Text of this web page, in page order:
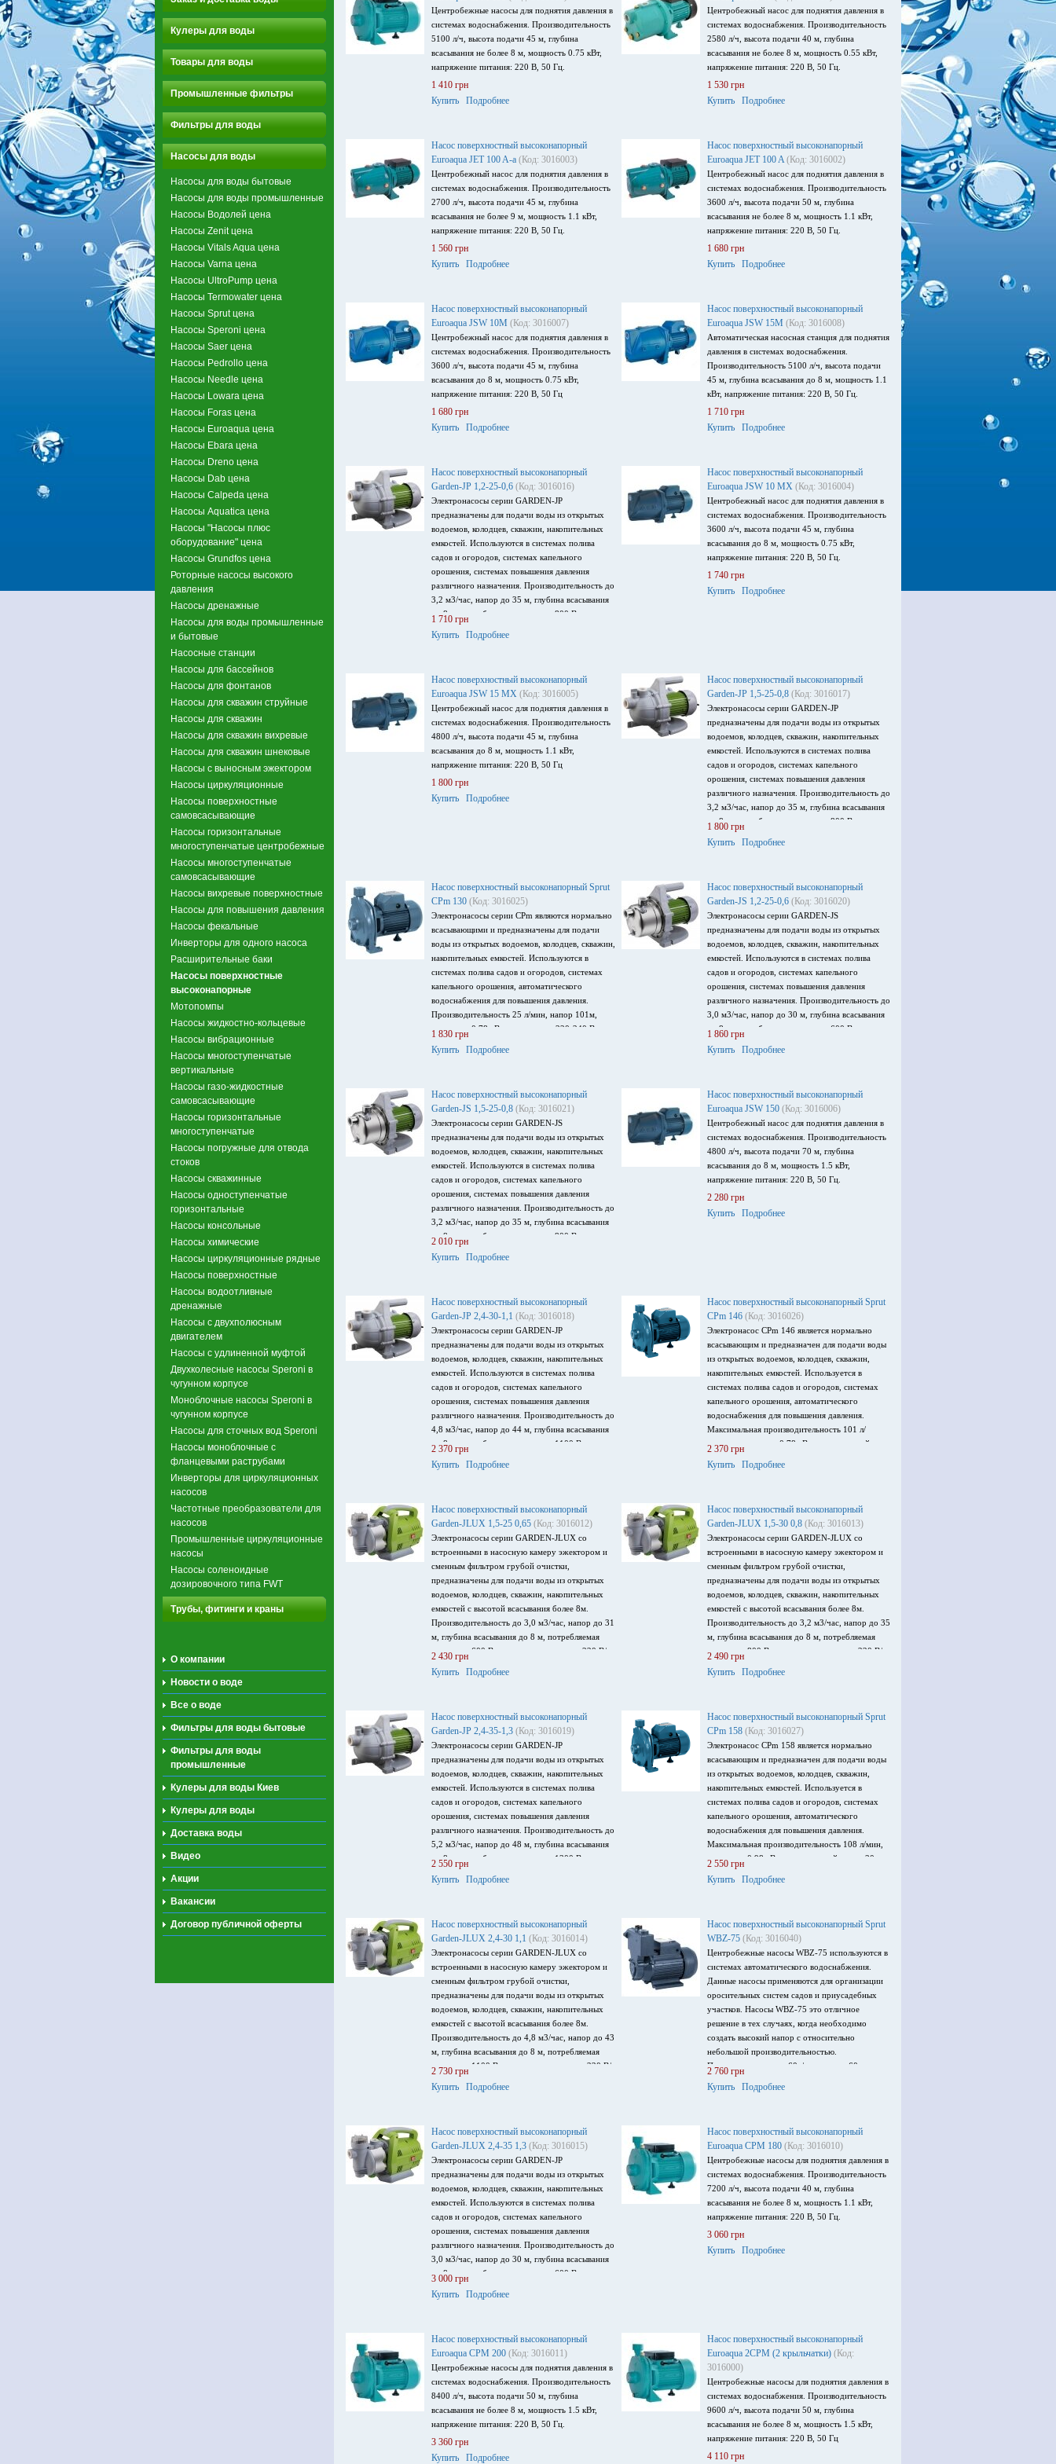
Кулеры для воды
Товары для воды
Промышленные фильтры
Фильтры для воды
Насосы для воды
Насосы для воды бытовые
Насосы для воды промышленные
Насосы Водолей цена
Насосы Zenit цена
Насосы Vitals Aqua цена
Насосы Varna цена
Насосы UltroPump цена
Насосы Termowater цена
Насосы Sprut цена
Насосы Speroni цена
Насосы Saer цена
Насосы Pedrollo цена
Насосы Needle цена
Насосы Lowara цена
Насосы Foras цена
Насосы Euroaqua цена
Насосы Ebara цена
Насосы Dreno цена
Насосы Dab цена
Насосы Calpeda цена
Насосы Aquatica цена
Насосы "Насосы плюс
оборудование" цена
Насосы Grundfos цена
Роторные насосы высокого
давления
Насосы дренажные
Насосы для воды промышленные
и бытовые
Насосные станции
Насосы для бассейнов
Насосы для фонтанов
Насосы для скважин струйные
Насосы для скважин
Насосы для скважин вихревые
Насосы для скважин шнековые
Насосы с выносным эжектором
Насосы циркуляционные
Насосы поверхностные
самовсасывающие
Насосы горизонтальные
многоступенчатые центробежные
Насосы многоступенчатые
самовсасывающие
Насосы вихревые поверхностные
Насосы для повышения давления
Насосы фекальные
Инверторы для одного насоса
Расширительные баки
Насосы поверхностные
высоконапорные
Мотопомпы
Насосы жидкостно-кольцевые
Насосы вибрационные
Насосы многоступенчатые
вертикальные
Насосы газо-жидкостные
самовсасывающие
Насосы горизонтальные
многоступенчатые
Насосы погружные для отвода
стоков
Насосы скважинные
Насосы одноступенчатые
горизонтальные
Насосы консольные
Насосы химические
Насосы циркуляционные рядные
Насосы поверхностные
Насосы водоотливные
дренажные
Насосы с двухполюсным
двигателем
Насосы с удлиненной муфтой
Двухколесные насосы Speroni в
чугунном корпусе
Моноблочные насосы Speroni в
чугунном корпусе
Насосы для сточных вод Speroni
Насосы моноблочные с
фланцевыми раструбами
Инверторы для циркуляционных
насосов
Частотные преобразователи для
насосов
Промышленные циркуляционные
насосы
Насосы соленоидные
дозировочного типа FWT
Трубы, фитинги и краны
О компании
Новости о воде
Все о воде
Фильтры для воды бытовые
Фильтры для воды
промышленные
Кулеры для воды Киев
Кулеры для воды
Доставка воды
Видео
Акции
Вакансии
Договор публичной оферты
Центробежные насосы для поднятия давления в
системах водоснабжения. Производительность
5100 л/ч, высота подачи 45 м, глубина
всасывания не более 8 м, мощность 0.75 кВт,
напряжение питания: 220 В, 50 Гц.
1 410 грн
Купить
Подробнее
Центробежный насос для поднятия давления в
системах водоснабжения. Производительность
2580 л/ч, высота подачи 40 м, глубина
всасывания не более 8 м, мощность 0.55 кВт,
напряжение питания: 220 В, 50 Гц.
1 530 грн
Купить
Подробнее
Насос поверхностный высоконапорный
Euroaqua JET 100 A-а (Код: 3016003)
Центробежный насос для поднятия давления в
системах водоснабжения. Производительность
2700 л/ч, высота подачи 45 м, глубина
всасывания не более 9 м, мощность 1.1 кВт,
напряжение питания: 220 В, 50 Гц.
1 560 грн
Купить
Подробнее
Насос поверхностный высоконапорный
Euroaqua JET 100 A (Код: 3016002)
Центробежный насос для поднятия давления в
системах водоснабжения. Производительность
3600 л/ч, высота подачи 50 м, глубина
всасывания не более 8 м, мощность 1.1 кВт,
напряжение питания: 220 В, 50 Гц.
1 680 грн
Купить
Подробнее
Насос поверхностный высоконапорный
Euroaqua JSW 10M (Код: 3016007)
Центробежный насос для поднятия давления в
системах водоснабжения. Производительность
3600 л/ч, высота подачи 45 м, глубина
всасывания до 8 м, мощность 0.75 кВт,
напряжение питания: 220 В, 50 Гц
1 680 грн
Купить
Подробнее
Насос поверхностный высоконапорный
Euroaqua JSW 15M (Код: 3016008)
Автоматическая насосная станция для поднятия
давления в системах водоснабжения.
Производительность 5100 л/ч, высота подачи
45 м, глубина всасывания до 8 м, мощность 1.1
кВт, напряжение питания: 220 В, 50 Гц.
1 710 грн
Купить
Подробнее
Насос поверхностный высоконапорный
Garden-JP 1,2-25-0,6 (Код: 3016016)
Электронасосы серии GARDEN-JP
предназначены для подачи воды из открытых
водоемов, колодцев, скважин, накопительных
емкостей. Используются в системах полива
садов и огородов, системах капельного
орошения, системах повышения давления
различного назначения. Производительность до
3,2 м3/час, напор до 35 м, глубина всасывания
до 8 м, потребляемая мощность 800 Вт,
напряжение питания 220 В/ 50Гц
1 710 грн
Купить
Подробнее
Насос поверхностный высоконапорный
Euroaqua JSW 10 MX (Код: 3016004)
Центробежный насос для поднятия давления в
системах водоснабжения. Производительность
3600 л/ч, высота подачи 45 м, глубина
всасывания до 8 м, мощность 0.75 кВт,
напряжение питания: 220 В, 50 Гц.
1 740 грн
Купить
Подробнее
Насос поверхностный высоконапорный
Euroaqua JSW 15 MX (Код: 3016005)
Центробежный насос для поднятия давления в
системах водоснабжения. Производительность
4800 л/ч, высота подачи 45 м, глубина
всасывания до 8 м, мощность 1.1 кВт,
напряжение питания: 220 В, 50 Гц
1 800 грн
Купить
Подробнее
Насос поверхностный высоконапорный
Garden-JP 1,5-25-0,8 (Код: 3016017)
Электронасосы серии GARDEN-JP
предназначены для подачи воды из открытых
водоемов, колодцев, скважин, накопительных
емкостей. Используются в системах полива
садов и огородов, системах капельного
орошения, системах повышения давления
различного назначения. Производительность до
3,2 м3/час, напор до 35 м, глубина всасывания
до 8 м, потребляемая мощность 800 Вт,
напряжение питания 220 В/ 50Гц
1 800 грн
Купить
Подробнее
Насос поверхностный высоконапорный Sprut
CPm 130 (Код: 3016025)
Электронасосы серии CPm являются нормально
всасывающими и предназначены для подачи
воды из открытых водоемов, колодцев, скважин,
накопительных емкостей. Используются в
системах полива садов и огородов, системах
капельного орошения, автоматического
водоснабжения для повышения давления.
Производительность 25 л/мин, напор 101м,
мощность 0,78 кВт, напряжение 220-240 В.
1 830 грн
Купить
Подробнее
Насос поверхностный высоконапорный
Garden-JS 1,2-25-0,6 (Код: 3016020)
Электронасосы серии GARDEN-JS
предназначены для подачи воды из открытых
водоемов, колодцев, скважин, накопительных
емкостей. Используются в системах полива
садов и огородов, системах капельного
орошения, системах повышения давления
различного назначения. Производительность до
3,0 м3/час, напор до 30 м, глубина всасывания
до 8 м, потребляемая мощность 600 Вт,
напряжение питания 220 В/ 50Гц.
1 860 грн
Купить
Подробнее
Насос поверхностный высоконапорный
Garden-JS 1,5-25-0,8 (Код: 3016021)
Электронасосы серии GARDEN-JS
предназначены для подачи воды из открытых
водоемов, колодцев, скважин, накопительных
емкостей. Используются в системах полива
садов и огородов, системах капельного
орошения, системах повышения давления
различного назначения. Производительность до
3,2 м3/час, напор до 35 м, глубина всасывания
до 8 м, потребляемая мощность 800 Вт,
напряжение питания 220 В/ 50Гц.
2 010 грн
Купить
Подробнее
Насос поверхностный высоконапорный
Euroaqua JSW 150 (Код: 3016006)
Центробежный насос для поднятия давления в
системах водоснабжения. Производительность
4800 л/ч, высота подачи 70 м, глубина
всасывания до 8 м, мощность 1.5 кВт,
напряжение питания: 220 В, 50 Гц.
2 280 грн
Купить
Подробнее
Насос поверхностный высоконапорный
Garden-JP 2,4-30-1,1 (Код: 3016018)
Электронасосы серии GARDEN-JP
предназначены для подачи воды из открытых
водоемов, колодцев, скважин, накопительных
емкостей. Используются в системах полива
садов и огородов, системах капельного
орошения, системах повышения давления
различного назначения. Производительность до
4,8 м3/час, напор до 44 м, глубина всасывания
до 8 м, потребляемая мощность 1100 Вт,
напряжение питания 220 В/ 50Гц
2 370 грн
Купить
Подробнее
Насос поверхностный высоконапорный Sprut
CPm 146 (Код: 3016026)
Электронасос CPm 146 является нормально
всасывающим и предназначен для подачи воды
из открытых водоемов, колодцев, скважин,
накопительных емкостей. Используется в
системах полива садов и огородов, системах
капельного орошения, автоматического
водоснабжения для повышения давления.
Максимальная производительность 101 л/
минуту, мощность 0,78 кВт, максимальный
напор 25 м, напряжение: 220-240В.
2 370 грн
Купить
Подробнее
Насос поверхностный высоконапорный
Garden-JLUX 1,5-25 0,65 (Код: 3016012)
Электронасосы серии GARDEN-JLUX со
встроенными в насосную камеру эжектором и
сменным фильтром грубой очистки,
предназначены для подачи воды из открытых
водоемов, колодцев, скважин, накопительных
емкостей с высотой всасывания более 8м.
Производительность до 3,0 м3/час, напор до 31
м, глубина всасывания до 8 м, потребляемая
мощность 600 Вт, напряжение питания 220 В/
2 430 грн
Купить
Подробнее
Насос поверхностный высоконапорный
Garden-JLUX 1,5-30 0,8 (Код: 3016013)
Электронасосы серии GARDEN-JLUX со
встроенными в насосную камеру эжектором и
сменным фильтром грубой очистки,
предназначены для подачи воды из открытых
водоемов, колодцев, скважин, накопительных
емкостей с высотой всасывания более 8м.
Производительность до 3,2 м3/час, напор до 35
м, глубина всасывания до 8 м, потребляемая
мощность 800 Вт, напряжение питания 220 В/
2 490 грн
Купить
Подробнее
Насос поверхностный высоконапорный
Garden-JP 2,4-35-1,3 (Код: 3016019)
Электронасосы серии GARDEN-JP
предназначены для подачи воды из открытых
водоемов, колодцев, скважин, накопительных
емкостей. Используются в системах полива
садов и огородов, системах капельного
орошения, системах повышения давления
различного назначения. Производительность до
5,2 м3/час, напор до 48 м, глубина всасывания
до 8 м, потребляемая мощность 1300 Вт,
напряжение питания 220 В/ 50Гц
2 550 грн
Купить
Подробнее
Насос поверхностный высоконапорный Sprut
CPm 158 (Код: 3016027)
Электронасос CPm 158 является нормально
всасывающим и предназначен для подачи воды
из открытых водоемов, колодцев, скважин,
накопительных емкостей. Используется в
системах полива садов и огородов, системах
капельного орошения, автоматического
водоснабжения для повышения давления.
Максимальная производительность 108 л/мин,
мощность 0,98 кВт, максимальный напор 30 м,
напряжение: 220-240В.
2 550 грн
Купить
Подробнее
Насос поверхностный высоконапорный
Garden-JLUX 2,4-30 1,1 (Код: 3016014)
Электронасосы серии GARDEN-JLUX со
встроенными в насосную камеру эжектором и
сменным фильтром грубой очистки,
предназначены для подачи воды из открытых
водоемов, колодцев, скважин, накопительных
емкостей с высотой всасывания более 8м.
Производительность до 4,8 м3/час, напор до 43
м, глубина всасывания до 8 м, потребляемая
мощность 1100 Вт, напряжение питания 220 В/
2 730 грн
Купить
Подробнее
Насос поверхностный высоконапорный Sprut
WBZ-75 (Код: 3016040)
Центробежные насосы WBZ-75 используются в
системах автоматического водоснабжения.
Данные насосы применяются для организации
оросительных систем садов и приусадебных
участков. Насосы WBZ-75 это отличное
решение в тех случаях, когда необходимо
создать высокий напор с относительно
небольшой производительностью.
Производительность 60л/мин, напор 60м,
мощность 0,75кВт, напряжение питания 220-
240 В.
2 760 грн
Купить
Подробнее
Насос поверхностный высоконапорный
Garden-JLUX 2,4-35 1,3 (Код: 3016015)
Электронасосы серии GARDEN-JP
предназначены для подачи воды из открытых
водоемов, колодцев, скважин, накопительных
емкостей. Используются в системах полива
садов и огородов, системах капельного
орошения, системах повышения давления
различного назначения. Производительность до
3,0 м3/час, напор до 30 м, глубина всасывания
до 8 м, потребляемая мощность 600 Вт,
напряжение питания 220 В/ 50Гц
3 000 грн
Купить
Подробнее
Насос поверхностный высоконапорный
Euroaqua СРМ 180 (Код: 3016010)
Центробежные насосы для поднятия давления в
системах водоснабжения. Производительность
7200 л/ч, высота подачи 40 м, глубина
всасывания не более 8 м, мощность 1.1 кВт,
напряжение питания: 220 В, 50 Гц.
3 060 грн
Купить
Подробнее
Насос поверхностный высоконапорный
Euroaqua СРМ 200 (Код: 3016011)
Центробежные насосы для поднятия давления в
системах водоснабжения. Производительность
8400 л/ч, высота подачи 50 м, глубина
всасывания не более 8 м, мощность 1.5 кВт,
напряжение питания: 220 В, 50 Гц.
3 360 грн
Купить
Подробнее
Насос поверхностный высоконапорный
Euroaqua 2СРМ (2 крыльчатки) (Код:
3016000)
Центробежные насосы для поднятия давления в
системах водоснабжения. Производительность
9600 л/ч, высота подачи 50 м, глубина
всасывания не более 8 м, мощность 1.5 кВт,
напряжение питания: 220 В, 50 Гц
4 110 грн